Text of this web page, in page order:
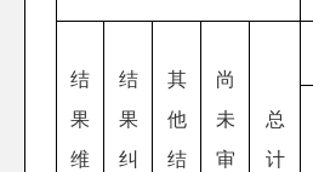
结
果
维
结
果
纠
其
他
结
尚
未
审
总
计